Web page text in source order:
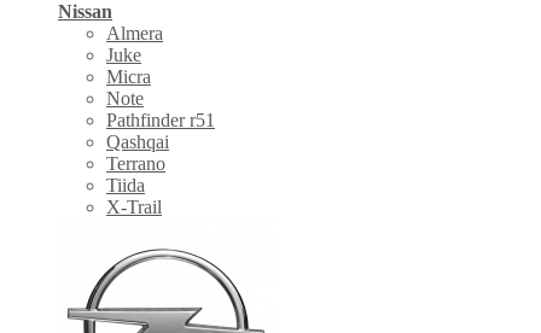
Nissan
Almera
Juke
Micra
Note
Pathfinder r51
Qashqai
Terrano
Tiida
X-Trail